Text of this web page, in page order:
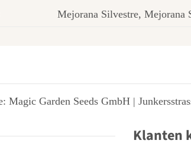
Mejorana Silvestre,
Magic Garden Seeds GmbH |
Klanten